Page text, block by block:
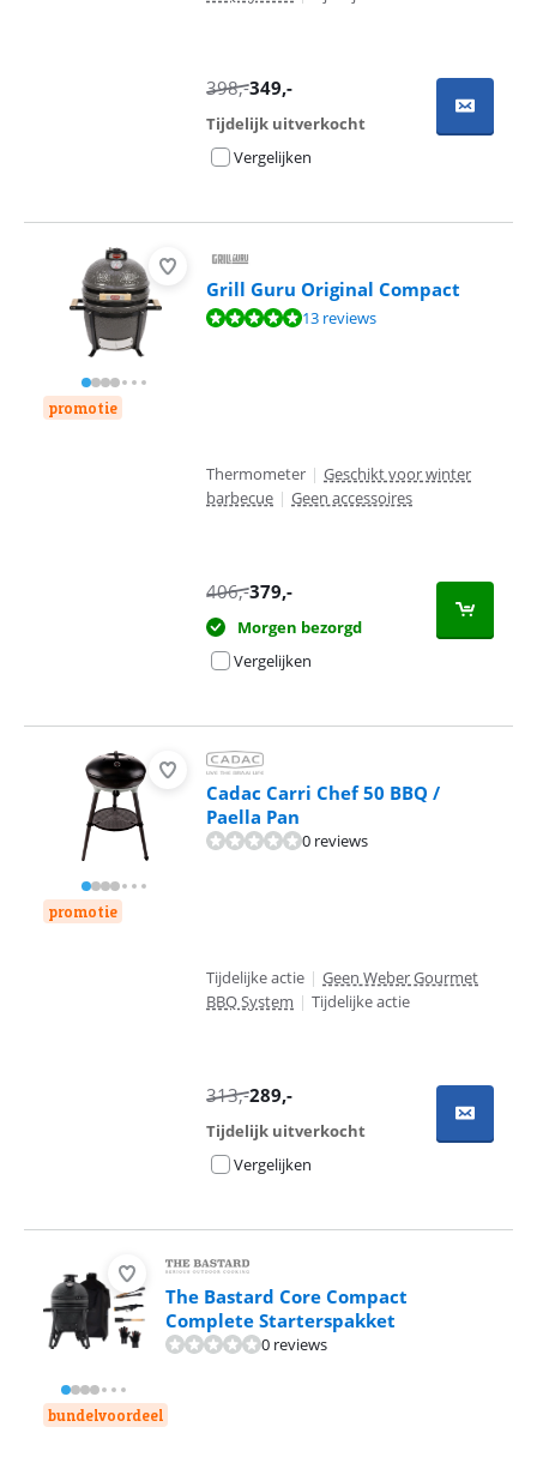
398,-349,-
Tijdelijk uitverkocht
Vergelijken
promotie
Grill Guru Original Compact
Beoordeling is 9,8 van de 10, gebaseerd op 13 reviews.
13 reviews
Thermometer | Geschikt voor winter
barbecue | Geen accessoires
406,-379,-
Morgen bezorgd
Vergelijken
promotie
Cadac Carri Chef 50 BBQ /
Paella Pan
0 reviews
Tijdelijke actie | Geen Weber Gourmet
BBQ System | Tijdelijke actie
313,-289,-
Tijdelijk uitverkocht
Vergelijken
bundelvoordeel
The Bastard Core Compact
Complete Starterspakket
0 reviews